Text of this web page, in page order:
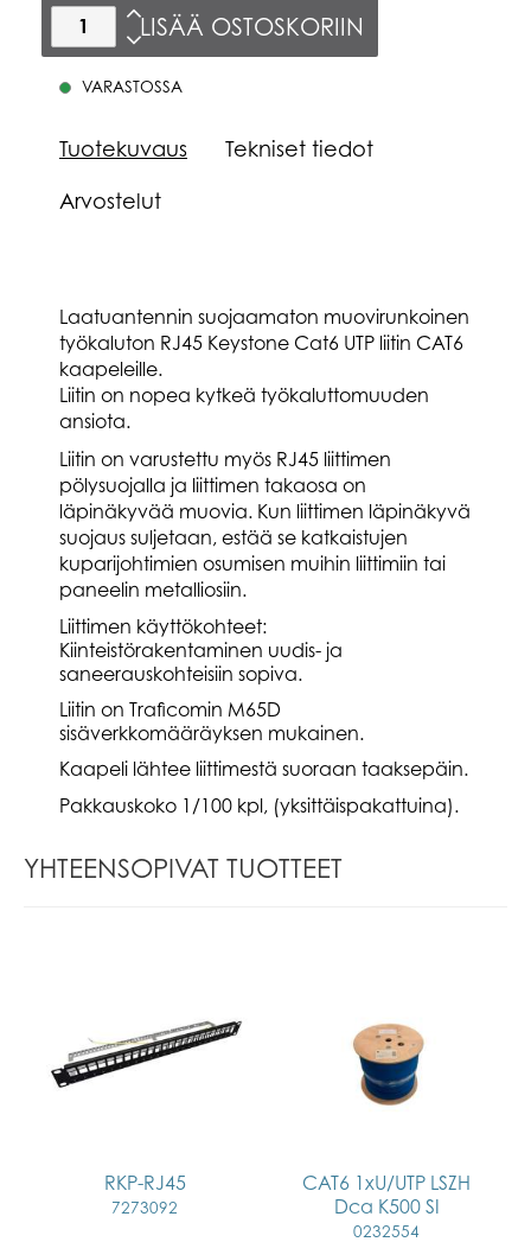
LISÄÄ OSTOSKORIIN
VARASTOSSA
Tuotekuvaus
Tekniset tiedot
Arvostelut
Laatuantennin suojaamaton muovirunkoinen
työkaluton RJ45 Keystone Cat6 UTP liitin CAT6
kaapeleille.
Liitin on nopea kytkeä työkaluttomuuden
ansiota.
Liitin on varustettu myös RJ45 liittimen
pölysuojalla ja liittimen takaosa on
läpinäkyvää muovia. Kun liittimen läpinäkyvä
suojaus suljetaan, estää se katkaistujen
kuparijohtimien osumisen muihin liittimiin tai
paneelin metalliosiin.
Liittimen käyttökohteet:
Kiinteistörakentaminen uudis- ja
saneerauskohteisiin sopiva.
Liitin on Traficomin M65D
sisäverkkomääräyksen mukainen.
Kaapeli lähtee liittimestä suoraan taaksepäin.
Pakkauskoko 1/100 kpl, (yksittäispakattuina).
YHTEENSOPIVAT TUOTTEET
RKP-RJ45
7273092
CAT6 1xU/UTP LSZH
Dca K500 SI
0232554